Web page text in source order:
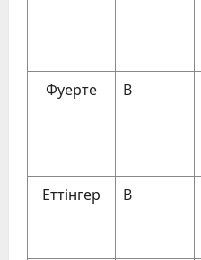
Фуерте B
Еттінгер B